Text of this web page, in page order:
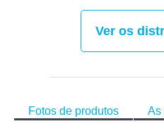
Ver os
Fotos de produtos As